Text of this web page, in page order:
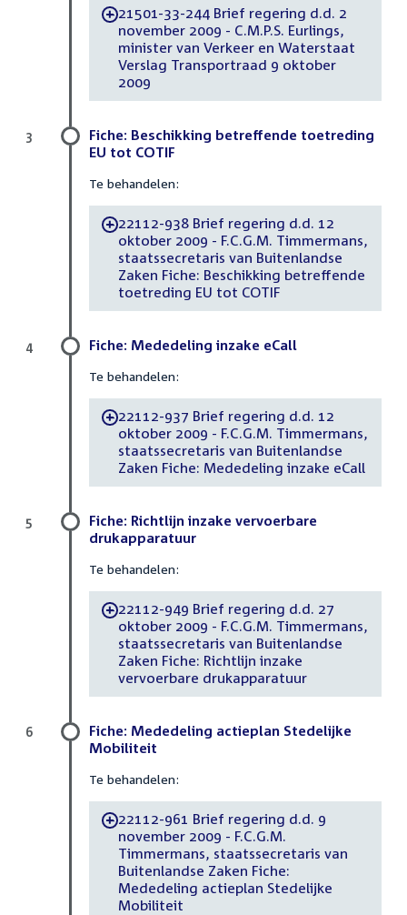
-21501-33-244 Brief regering d.d. 2
november 2009 - C.M.P.S. Eurlings,
minister van Verkeer en Waterstaat
Verslag Transportraad 9 oktober
2009
Fiche: Beschikking betreffende toetreding
EU tot COTIF
Te behandelen:
-22112-938 Brief regering d.d. 12
oktober 2009 - F.C.G.M. Timmermans,
staatssecretaris van Buitenlandse
Zaken Fiche: Beschikking betreffende
toetreding EU tot COTIF
3
Fiche: Mededeling inzake eCall
Te behandelen:
-22112-937 Brief regering d.d. 12
oktober 2009 - F.C.G.M. Timmermans,
staatssecretaris van Buitenlandse
Zaken Fiche: Mededeling inzake eCall
4
Fiche: Richtlijn inzake vervoerbare
drukapparatuur
Te behandelen:
-22112-949 Brief regering d.d. 27
oktober 2009 - F.C.G.M. Timmermans,
staatssecretaris van Buitenlandse
Zaken Fiche: Richtlijn inzake
vervoerbare drukapparatuur
5
Fiche: Mededeling actieplan Stedelijke
Mobiliteit
Te behandelen:
-22112-961 Brief regering d.d. 9
november 2009 - F.C.G.M.
Timmermans, staatssecretaris van
Buitenlandse Zaken Fiche:
Mededeling actieplan Stedelijke
Mobiliteit
6